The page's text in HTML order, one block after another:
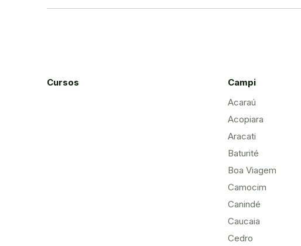
Cursos
Campi
Acaraú
Acopiara
Aracati
Baturité
Boa Viagem
Camocim
Canindé
Caucaia
Cedro